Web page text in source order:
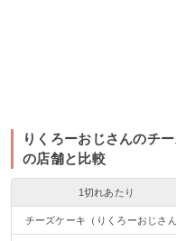
りくろーおじさんのチ
の店舗と比較
1切れあたり
チーズケーキ（りくろーおじさん